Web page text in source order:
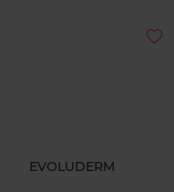
EVOLUDERM